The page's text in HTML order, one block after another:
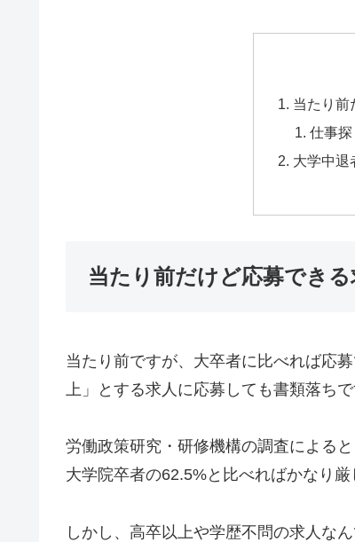
当たり前
仕事
大学中退
当たり前だけど応募でき
当たり前ですが、大卒者に比べれば応
上」とする求人に応募しても書類落ちで
労働政策研究・研修機構の調査による
大学院卒者の62.5%と比べればかなり
しかし、高卒以上や学歴不問の求人な